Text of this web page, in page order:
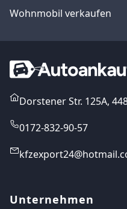
Wohnmobil verkaufen
Dorstener Str. 125A,
0172-832-90-57
Unternehmen